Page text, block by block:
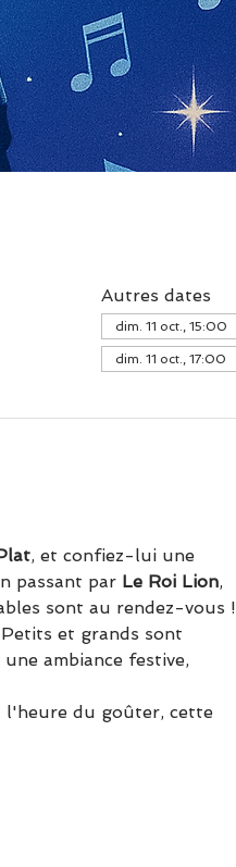
Autres dates
dim. 11 oct., 15:00
dim. 11 oct., 17:00
, et confiez-lui une
passant par Le Roi Lion,
sont au rendez-vous !
et grands sont
ambiance festive,
l'heure du goûter, cette